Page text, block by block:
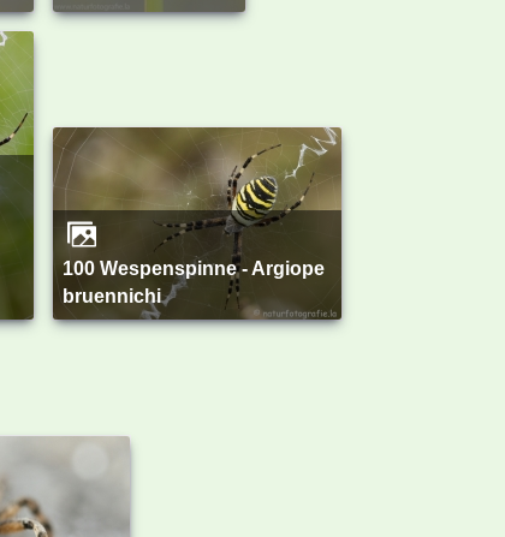
100 Wespenspinne - Argiope
bruennichi